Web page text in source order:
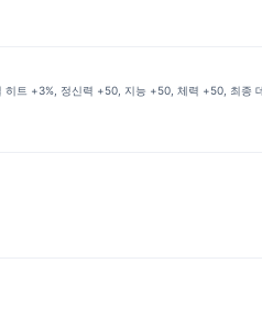
히트 +3%, 정신력 +50, 지능 +50, 체력 +50, 최종